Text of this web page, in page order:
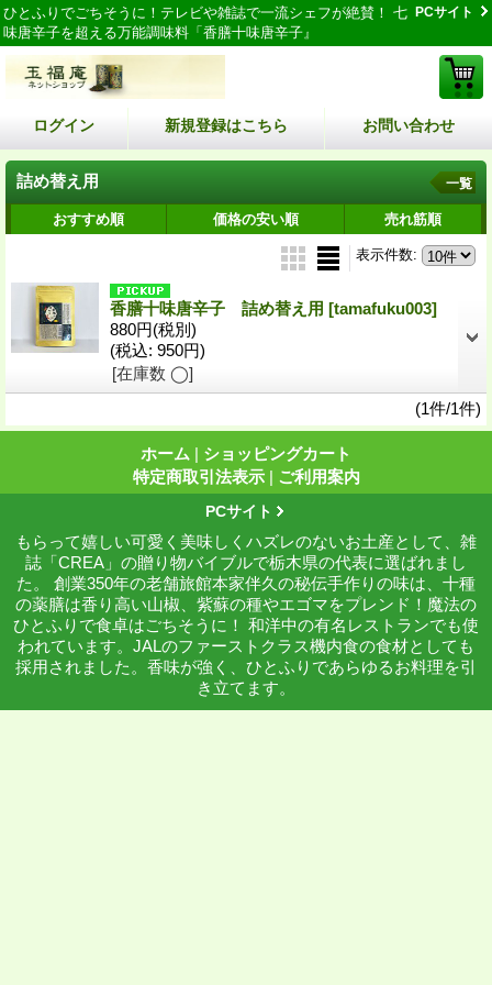
ひとふりでごちそうに！テレビや雑誌で一流シェフが絶賛！ 七
味唐辛子を超える万能調味料「香膳十味唐辛子』
PCサイト
ログイン 新規登録はこちら お問い合わせ
詰め替え用 一覧
おすすめ順 価格の安い順 売れ筋順
表示件数:
香膳十味唐辛子 詰め替え用 [tamafuku003]
880円(税別)
(税込: 950円)
[在庫数 ◯]
(1件/1件)
ホーム | ショッピングカート
特定商取引法表示 | ご利用案内
PCサイト
もらって嬉しい可愛く美味しくハズレのないお土産として、雑
誌「CREA」の贈り物バイブルで栃木県の代表に選ばれまし
た。 創業350年の老舗旅館本家伴久の秘伝手作りの味は、十種
の薬膳は香り高い山椒、紫蘇の種やエゴマをプレンド！魔法の
ひとふりで食卓はごちそうに！ 和洋中の有名レストランでも使
われています。JALのファーストクラス機内食の食材としても
採用されました。香味が強く、ひとふりであらゆるお料理を引
き立てます。